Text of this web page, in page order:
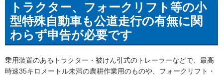
トラクター、フォークリフト等の小
型特殊自動車も公道走行の有無に関
わらず申告が必要です
乗用装置のあるトラクター・被けん引式のトレーラーなどで、最高
時速35キロメートル未満の農耕作業用のものや、フォークリフト・